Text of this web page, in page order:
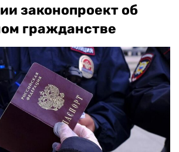
законопроект об
гражданстве